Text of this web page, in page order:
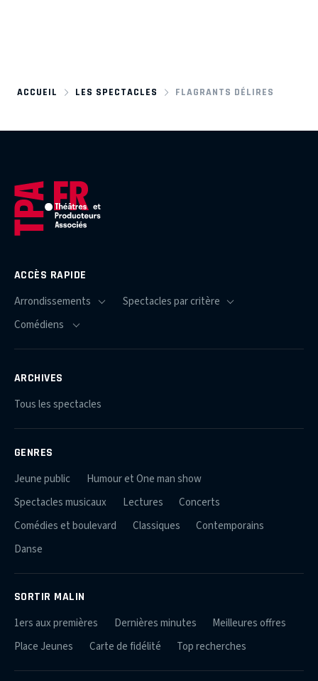
ACCUEIL LES SPECTACLES FLAGRANTS DÉLIRES
ACCÈS RAPIDE
ARCHIVES
Tous les spectacles
GENRES
Jeune public
Humour et One man show
Spectacles musicaux
Lectures
Concerts
Comédies et boulevard
Classiques
Contemporains
Danse
SORTIR MALIN
1ers aux premières Dernières minutes
Meilleures offres
Place Jeunes
Carte de fidélité Top recherches